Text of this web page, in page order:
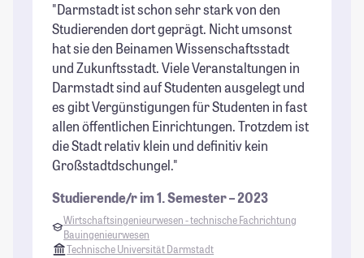
"Darmstadt ist schon sehr stark von den
Studierenden dort geprägt. Nicht umsonst
hat sie den Beinamen Wissenschaftsstadt
und Zukunftsstadt. Viele Veranstaltungen in
Darmstadt sind auf Studenten ausgelegt und
es gibt Vergünstigungen für Studenten in fast
allen öffentlichen Einrichtungen. Trotzdem ist
die Stadt relativ klein und definitiv kein
Großstadtdschungel."
Studierende/r im 1. Semester – 2023
Wirtschaftsingenieurwesen - technische Fachrichtung
Bauingenieurwesen
Technische Universität Darmstadt